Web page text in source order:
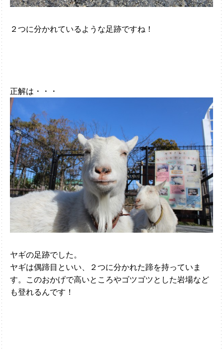
２つに分かれているような足跡ですね！
正解は・・・
ヤギの足跡でした。
ヤギは偶蹄目といい、２つに分かれた蹄を持っていま
す。このおかげで高いところやゴツゴツとした岩場など
も登れるんです！